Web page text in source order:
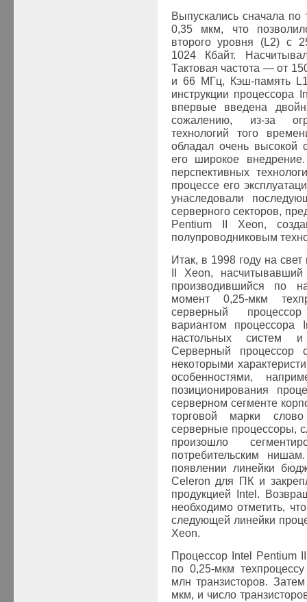
Выпускались сначала
0,35 мкм, что
второго уровня (L2) с
1024 Кбайт.
Тактовая частота — от
и 66 МГц, Кэш-память
инструкции процессора
впервые введена
сожалению, из-за
технологий того
обладал очень высокой
его широкое
перспективных
процессе его
унаследовали
серверного секторов,
Pentium II
Xeon,
полупроводниковым
Итак, в 1998 году на
Xeon,
производившийся по
момент 0,25-мкм
серверный
вариантом процессора
настольных систем
Серверный процессор
некоторыми
особенностями,
позиционирования
серверном сегменте
торговой марки
серверные процессоры,
произошло
потребительским
появлении линейки
Celeron для ПК и
продукцией
Intel .
необходимо отметить,
следующей линейки
Xeon.
Процессор
Intel Pentium
по 0,25-мкм
млн транзисторов.
мкм, и число